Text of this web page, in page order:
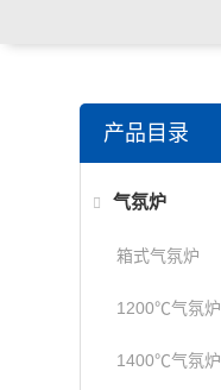
产品目录
气氛炉
箱式气氛炉
1200℃气氛炉
1400℃气氛炉